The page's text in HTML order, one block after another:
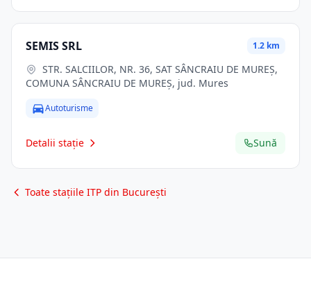
SEMIS SRL 1.2 km
COMUNA SÂNCRAIU DE MUREȘ, jud. Mures
Autoturisme
Detalii stație Sună
Toate stațiile ITP din București